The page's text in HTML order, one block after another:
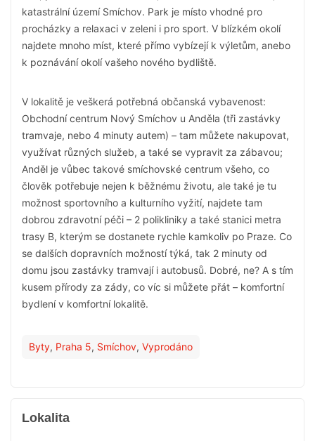
katastrální území Smíchov. Park je místo vhodné pro
procházky a relaxaci v zeleni i pro sport. V blízkém okolí
najdete mnoho míst, které přímo vybízejí k výletům, anebo
k poznávání okolí vašeho nového bydliště.
V lokalitě je veškerá potřebná občanská vybavenost:
Obchodní centrum Nový Smíchov u Anděla (tři zastávky
tramvaje, nebo 4 minuty autem) – tam můžete nakupovat,
využívat různých služeb, a také se vypravit za zábavou;
Anděl je vůbec takové smíchovské centrum všeho, co
člověk potřebuje nejen k běžnému životu, ale také je tu
možnost sportovního a kulturního vyžití, najdete tam
dobrou zdravotní péči – 2 polikliniky a také stanici metra
trasy B, kterým se dostanete rychle kamkoliv po Praze. Co
se dalších dopravních možností týká, tak 2 minuty od
domu jsou zastávky tramvají i autobusů. Dobré, ne? A s tím
kusem přírody za zády, co víc si můžete přát – komfortní
bydlení v komfortní lokalitě.
Byty, Praha 5, Smíchov, Vyprodáno
Lokalita